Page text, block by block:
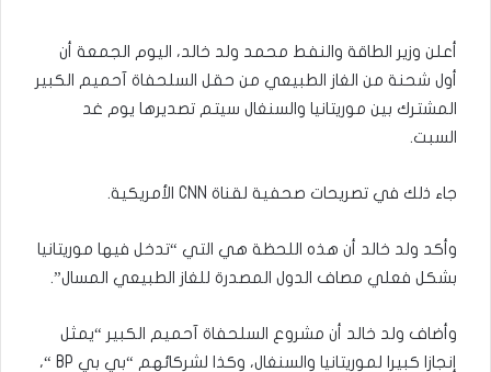
أعلن وزير الطاقة والنفط محمد ولد خالد، اليوم الجمعة أن
أول شحنة من الغاز الطبيعي من حقل السلحفاة آحميم الكبير
المشترك بين موريتانيا والسنغال سيتم تصديرها يوم غد
السبت.
جاء ذلك في تصريحات صحفية لقناة CNN الأمريكية.
وأكد ولد خالد أن هذه اللحظة هي التي “تدخل فيها موريتانيا
بشكل فعلي مصاف الدول المصدرة للغاز الطبيعي المسال”.
وأضاف ولد خالد أن مشروع السلحفاة آحميم الكبير “يمثل
إنجازا كبيرا لموريتانيا والسنغال، وكذا لشركائهم “بي بي BP “،